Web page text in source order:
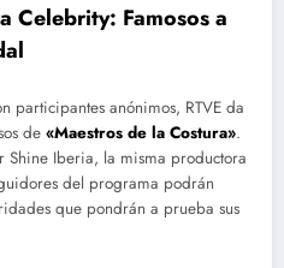
Celebrity: Famosos a
participantes anónimos, RTVE da
de «Maestros de la Costura».
Shine Iberia, la misma productora
del programa podrán
que pondrán a prueba sus